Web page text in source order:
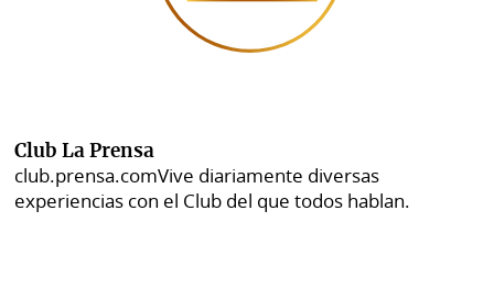
Club La Prensa
club.prensa.comVive diariamente diversas
experiencias con el Club del que todos hablan.